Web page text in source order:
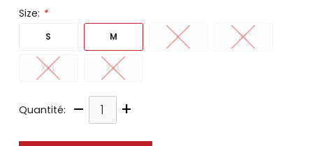
Size: *
S M L XL
XXL 3XL
Quantité: – +